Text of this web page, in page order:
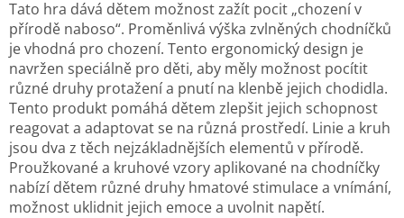
Tato hra dává dětem možnost zažít pocit „chození v
přírodě naboso“. Proměnlivá výška zvlněných chodníčků
je vhodná pro chození. Tento ergonomický design je
navržen speciálně pro děti, aby měly možnost pocítit
různé druhy protažení a pnutí na klenbě jejich chodidla.
Tento produkt pomáhá dětem zlepšit jejich schopnost
reagovat a adaptovat se na různá prostředí. Linie a kruh
jsou dva z těch nejzákladnějších elementů v přírodě.
Proužkované a kruhové vzory aplikované na chodníčky
nabízí dětem různé druhy hmatové stimulace a vnímání,
možnost uklidnit jejich emoce a uvolnit napětí.